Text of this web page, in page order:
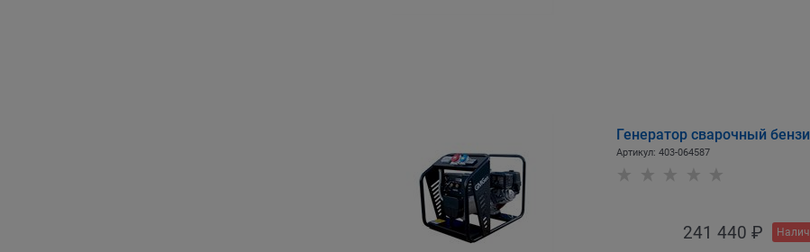
Генератор сварочный
Артикул: 403-064587
241 440 ₽